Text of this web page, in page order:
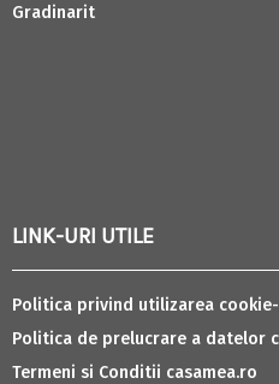
Gradinarit
LINK-URI UTILE
Politica privind utilizarea
Politica de prelucrare a datelor
Termeni si Conditii casamea.ro